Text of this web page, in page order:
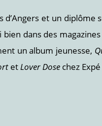
et un
dans des
un album jeunesse,
etLover Dose chez